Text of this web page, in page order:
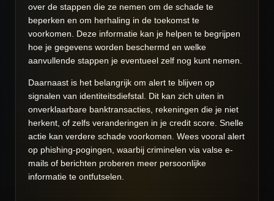
over de stappen die ze nemen om de schade te
beperken en om herhaling in de toekomst te
voorkomen. Deze informatie kan je helpen te begrijpen
hoe je gegevens worden beschermd en welke
aanvullende stappen je eventueel zelf nog kunt nemen.
Daarnaast is het belangrijk om alert te blijven op
signalen van identiteitsdiefstal. Dit kan zich uiten in
onverklaarbare banktransacties, rekeningen die je niet
herkent, of zelfs veranderingen in je credit score. Snelle
actie kan verdere schade voorkomen. Wees vooral alert
op phishing-pogingen, waarbij criminelen via valse e-
mails of berichten proberen meer persoonlijke
informatie te ontfutselen.